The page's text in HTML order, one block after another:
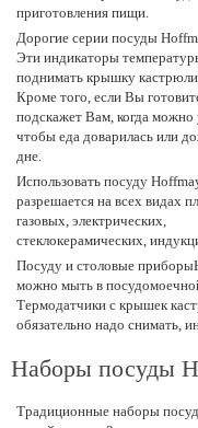
приготовления пищи.
Дорогие серии посуды
Эти индикаторы
поднимать крышку
Кроме того, если Вы
подскажет Вам, когда можно
чтобы еда доварилась или
дне.
Использовать посуду
разрешается на всех видах
газовых, электрических,
стеклокерамических,
Посуду и столовые
можно мыть в
Термодатчики с крышек
обязательно надо снимать,
Наборы посуды
Традиционные наборы